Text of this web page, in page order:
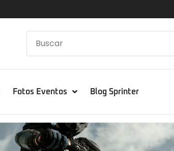
Fotos Eventos Blog Sprinter